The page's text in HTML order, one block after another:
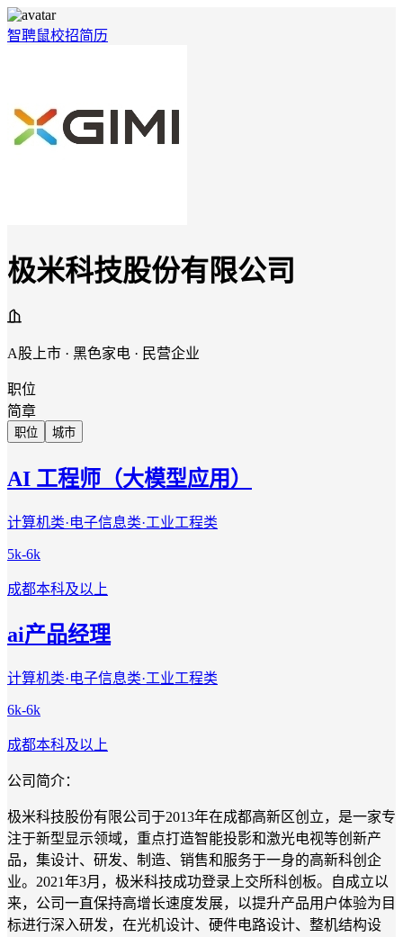
智聘鼠校招简历
极米科技股份有限公司
A股上市 · 黑色家电 · 民营企业
职位
简章
职位 城市
AI 工程师（大模型应用）
计算机类·电子信息类·工业工程类
5k-6k
成都本科及以上
ai产品经理
计算机类·电子信息类·工业工程类
6k-6k
成都本科及以上
公司简介：
极米科技股份有限公司于2013年在成都高新区创立，是一家专
注于新型显示领域，重点打造智能投影和激光电视等创新产
品，集设计、研发、制造、销售和服务于一身的高新科创企
业。2021年3月，极米科技成功登录上交所科创板。自成立以
来，公司一直保持高增长速度发展，以提升产品用户体验为目
标进行深入研发，在光机设计、硬件电路设计、整机结构设